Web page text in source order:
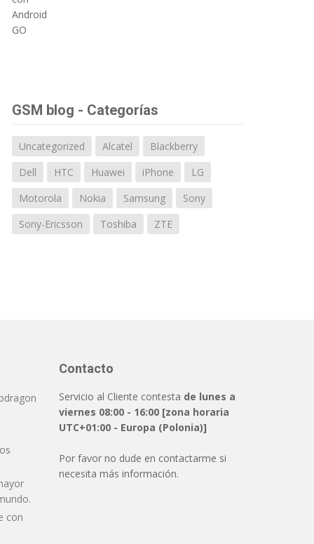
GSM blog - Categorías
Uncategorized Alcatel
Blackberry
Dell
HTC Huawei iPhone
LG
Motorola
Nokia Samsung
Sony
Sony-Ericsson
Toshiba ZTE
con
Contacto
Servicio al Cliente contesta de lunes a
viernes 08:00 - 16:00 [zona horaria
UTC+01:00 - Europa (Polonia)]
Por favor no dude en contactarme si
necesita más información.